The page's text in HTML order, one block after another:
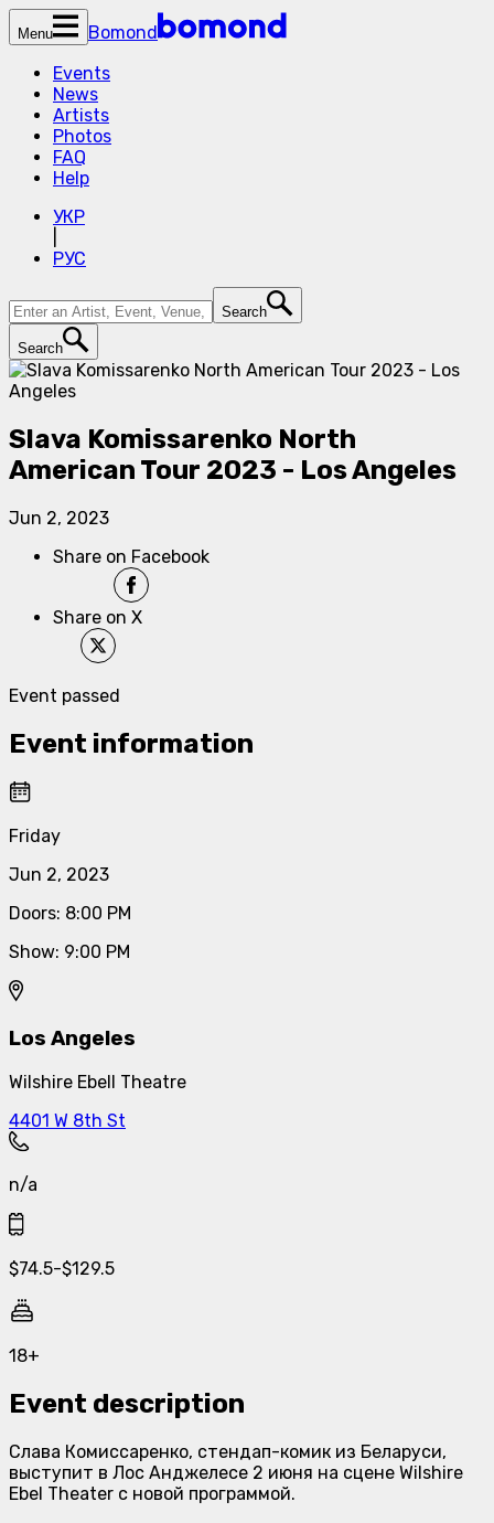
Menu
Bomond
Events
News
Artists
Photos
FAQ
Help
УКР
РУС
Search
Search
Slava Komissarenko North
American Tour 2023 - Los Angeles
Jun 2, 2023
Share on Facebook
Share on X
Event passed
Event information
Friday
Jun 2, 2023
Doors: 8:00 PM
Show: 9:00 PM
Los Angeles
Wilshire Ebell Theatre
4401 W 8th St
n/a
$74.5-$129.5
18+
Event description
Слава Комиссаренко, стендап-комик из Беларуси,
выступит в Лос Анджелесе 2 июня на сцене Wilshire
Ebel Theater с новой программой.